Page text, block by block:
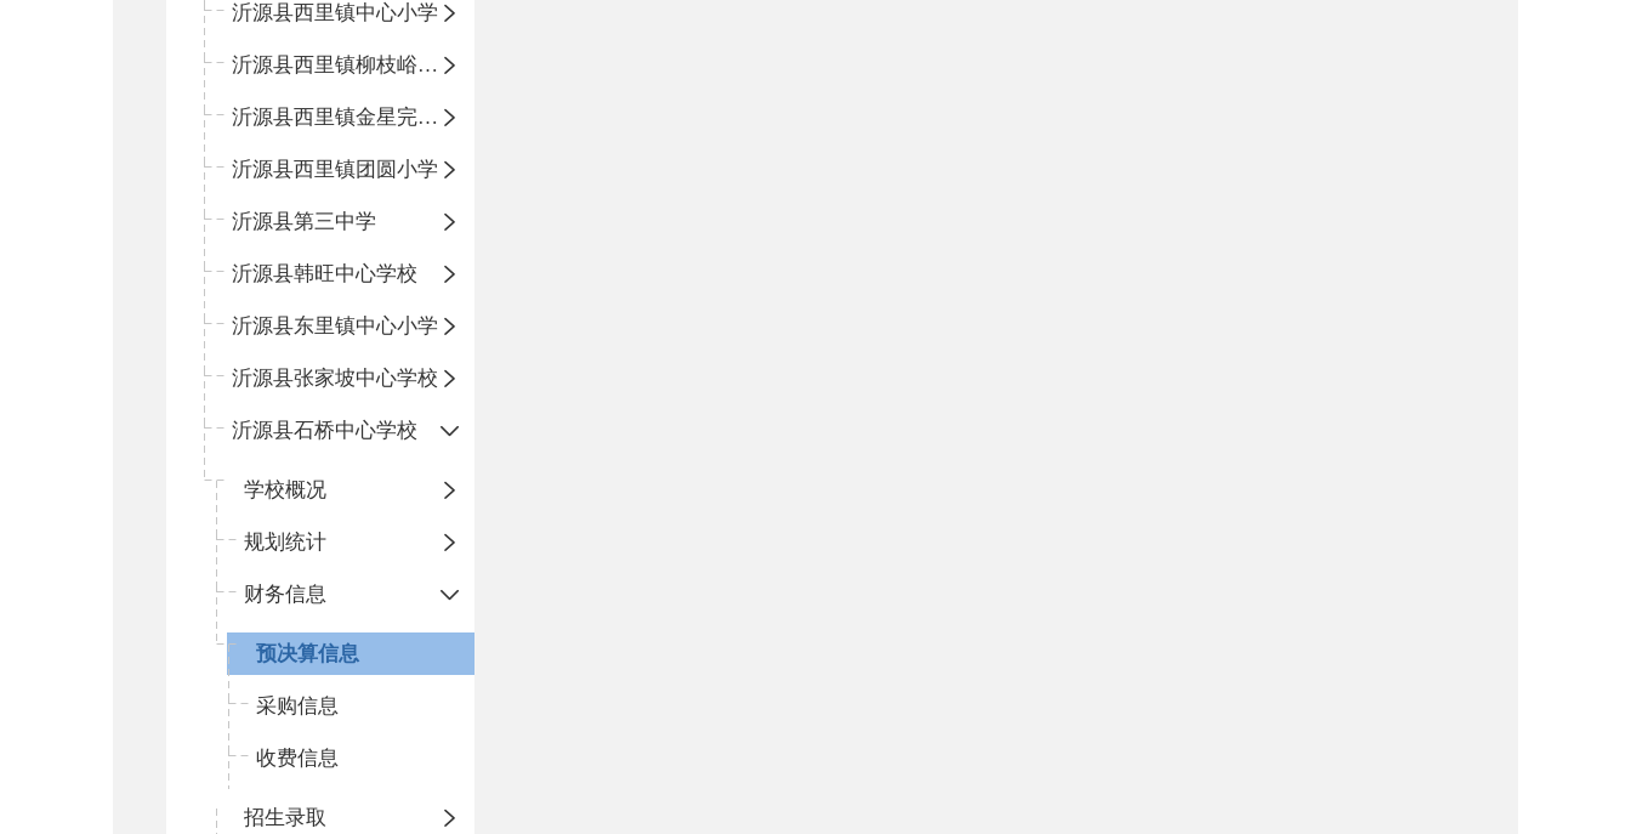
沂源县西里镇中心小学
沂源县西里镇柳枝峪回民小学
沂源县西里镇金星完全小学
沂源县西里镇团圆小学
沂源县第三中学
沂源县韩旺中心学校
沂源县东里镇中心小学
沂源县张家坡中心学校
沂源县石桥中心学校
学校概况
规划统计
财务信息
预决算信息
采购信息
收费信息
招生录取